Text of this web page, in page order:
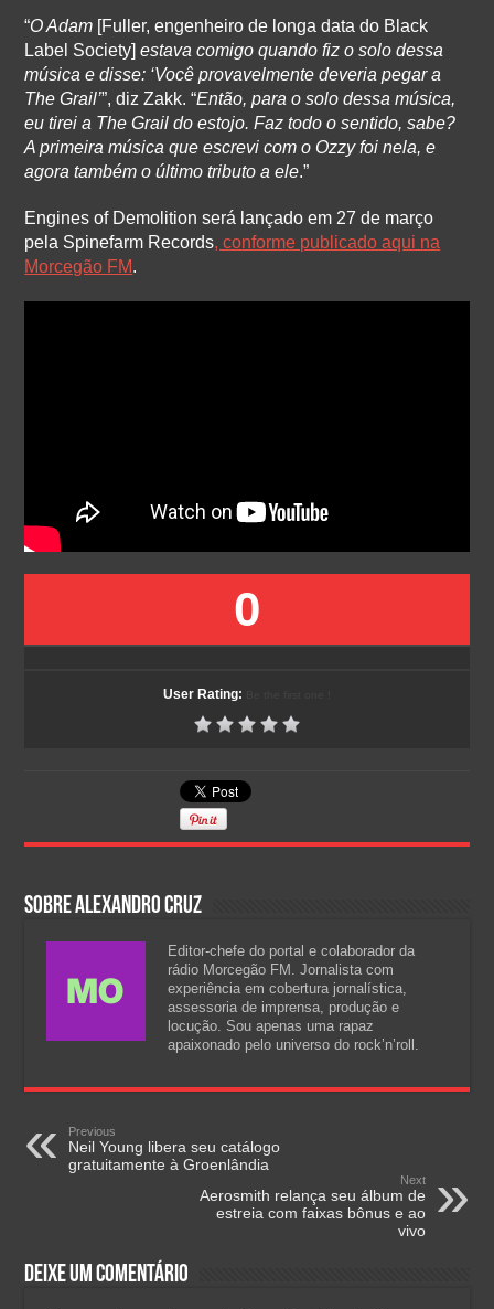
“O Adam [Fuller, engenheiro de longa data do Black
Label Society]estava comigo quando fiz o solo dessa
música e disse: ‘Você provavelmente deveria pegar a
The Grail’”, diz Zakk. “Então, para o solo dessa música,
eu tirei a The Grail do estojo. Faz todo o sentido, sabe?
A primeira música que escrevi com o Ozzy foi nela, e
agora também o último tributo a ele.”
Engines of Demolition será lançado em 27 de março
pela Spinefarm Records, conforme publicado aqui na
Morcegão FM.
0
User Rating:
Sobre Alexandro Cruz
Editor-chefe do portal e colaborador da
rádio Morcegão FM. Jornalista com
experiência em cobertura jornalística,
assessoria de imprensa, produção e
locução. Sou apenas uma rapaz
apaixonado pelo universo do rock’n’roll.
Previous
Neil Young libera seu catálogo
gratuitamente à Groenlândia
Next
Aerosmith relança seu álbum de
estreia com faixas bônus e ao
vivo
Deixe um comentário